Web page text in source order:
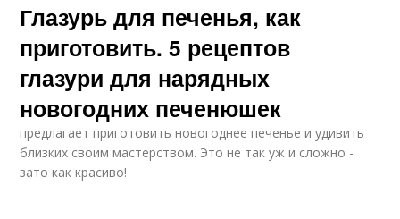
Шоколадная глазурь Белковая глазурь
Глазурь из ирисок
Масло с шоколадной
Глазурь для печенья, как
приготовить. 5 рецептов
глазури для нарядных
новогодних печенюшек
предлагает приготовить новогоднее печенье и удивить
близких своим мастерством. Это не так уж и сложно -
зато как красиво!